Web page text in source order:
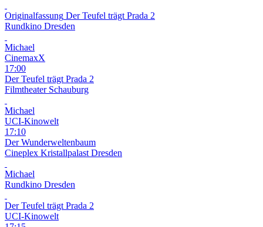
Originalfassung Der Teufel trägt Prada 2
Rundkino Dresden
Michael
CinemaxX
17:00
Der Teufel trägt Prada 2
Filmtheater Schauburg
Michael
UCI-Kinowelt
17:10
Der Wunderweltenbaum
Cineplex Kristallpalast Dresden
Michael
Rundkino Dresden
Der Teufel trägt Prada 2
UCI-Kinowelt